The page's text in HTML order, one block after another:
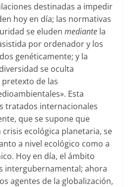
destinadas a impedir
hoy en día; las normativas
se eludenmediante la
por ordenador y los
genéticamente; y la
se oculta
de las
Esta
tratados internacionales
que se supone que
ecológica planetaria, se
a nivel ecológico como a
Hoy en día, el ámbito
intergubernamental; ahora
agentes de la globalización,